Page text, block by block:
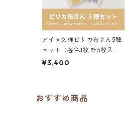
アイヌ文様ピリカ布きん5種
セット（各色1枚 計5枚入
り）
¥3,400
おすすめ商品